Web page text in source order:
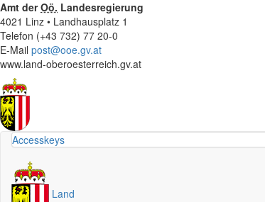
Amt derOö. Landesregierung
4021 Linz • Landhausplatz 1
Telefon (+43 732) 77 20-0
E-Mail post@ooe.gv.at
www.land-oberoesterreich.gv.at
Accesskeys
Land